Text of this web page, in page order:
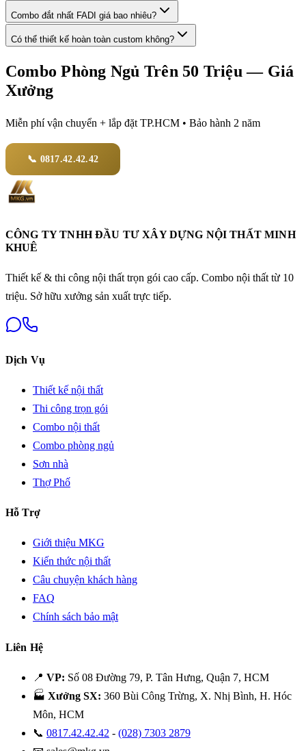
Combo đắt nhất FADI giá bao nhiêu?
Có thể thiết kế hoàn toàn custom không?
Combo Phòng Ngủ Trên 50 Triệu — Giá
Xưởng
Miễn phí vận chuyển + lắp đặt TP.HCM • Bảo hành 2 năm
📞 0817.42.42.42
CÔNG TY TNHH ĐẦU TƯ XÂY DỰNG NỘI THẤT MINH
KHUÊ
Thiết kế & thi công nội thất trọn gói cao cấp. Combo nội thất từ 10
triệu. Sở hữu xưởng sản xuất trực tiếp.
Dịch Vụ
Thiết kế nội thất
Thi công trọn gói
Combo nội thất
Combo phòng ngủ
Sơn nhà
Thợ Phố
Hỗ Trợ
Giới thiệu MKG
Kiến thức nội thất
Câu chuyện khách hàng
FAQ
Chính sách bảo mật
Liên Hệ
📍 VP: Số 08 Đường 79, P. Tân Hưng, Quận 7, HCM
🏭 Xưởng SX: 360 Bùi Công Trừng, X. Nhị Bình, H. Hóc
Môn, HCM
📞 0817.42.42.42 - (028) 7303 2879